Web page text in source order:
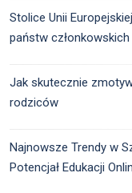
Stolice Unii
państw członkowskich
Jak skutecznie
rodziców
Najnowsze Trendy w
Potencjał Edukacji